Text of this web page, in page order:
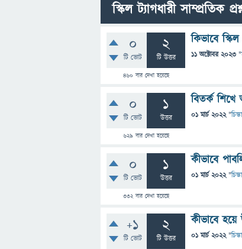
স্কিল ট্যাগধারী সাম্প্রতিক
0
টি ভোট
2
টি উত্তর
460 বার দেখা হয়েছে
কিভাবে
11 অক্টোবর 2023 "
0
টি ভোট
1
উত্তর
629 বার দেখা হয়েছে
বিতর্ক
01 মার্চ 2022 "
0
টি ভোট
1
উত্তর
332বার দেখা হয়েছে
কীভাবে
01 মার্চ 2022 "
+1
টি ভোট
2
টি উত্তর
কীভাবে
01 মার্চ 2022 "